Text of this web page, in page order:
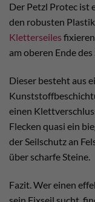
Der Petzl Protec ist
den robusten
Kletterseiles
am oberen Ende
Dieser besteht aus
einen
Flecken quasi ein
der Seilschutz an
über scharfe Steine.
Fazit. Wer einen